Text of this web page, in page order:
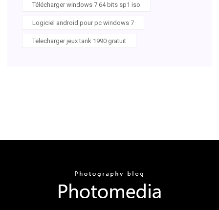
Télécharger windows 7 64 bits sp1 iso
Logiciel android pour pc windows 7
Telecharger jeux tank 1990 gratuit